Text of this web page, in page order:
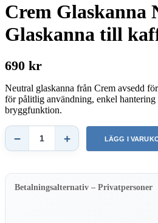
Crem Glaskanna
Glaskanna till
690 kr
Neutral glaskanna från Crem avsedd
för pålitlig användning, enkel hantering
bryggfunktion.
Crem
Glaskanna
–
Glaskanna
− + LÄGG I
Betalningsalternativ – Privatpersoner